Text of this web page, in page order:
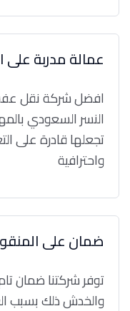
عمالة مدربة على
افضل شركة نقل
النسر السعودي
تجعلها قادرة على
واحترافية
ضمان على
توفر شركتنا ضمان
والخدش ذلك بسبب